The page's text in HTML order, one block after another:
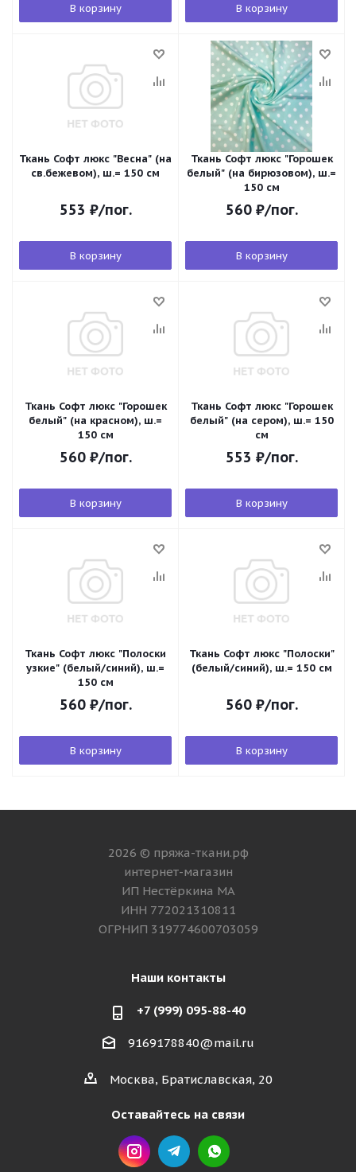
В корзину В корзину
Ткань Софт люкс "Весна" (на
св.бежевом), ш.= 150 см
553 ₽/пог.
В корзину
Ткань Софт люкс "Горошек
белый" (на бирюзовом), ш.=
150 см
560₽/пог.
В корзину
Ткань Софт люкс "Горошек
белый" (на красном), ш.=
150 см
560₽/пог.
В корзину
Ткань Софт люкс "Горошек
белый" (на сером), ш.= 150
см
553 ₽/пог.
В корзину
Ткань Софт люкс "Полоски
узкие" (белый/синий), ш.=
150 см
560₽/пог.
В корзину
Ткань Софт люкс "Полоски"
(белый/синий), ш.= 150 см
560₽/пог.
В корзину
2026 © пряжа-ткани.рф
интернет-магазин
ИП Нестёркина МА
ИНН 772021310811
ОГРНИП 319774600703059
Наши контакты
+7 (999) 095-88-40
9169178840@mail.ru
Москва, Братиславская, 20
Оставайтесь на связи